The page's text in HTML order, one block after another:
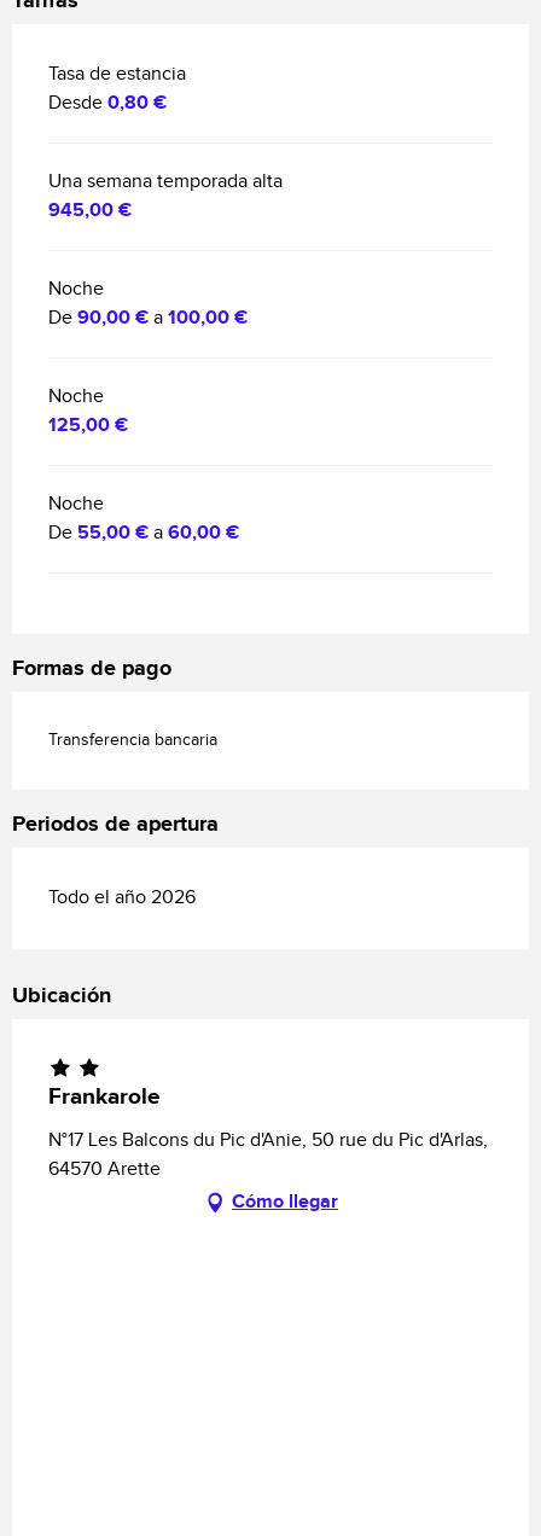
Tasa de estancia
Desde 0,80 €
Una semana temporada alta
945,00 €
Noche
De 90,00 € a 100,00 €
Noche
125,00 €
Noche
De 55,00 € a 60,00 €
Formas de pago
Transferencia bancaria
Periodos de apertura
Todo el año 2026
Ubicación
Frankarole
N°17 Les Balcons du Pic d'Anie, 50 rue du Pic d'Arlas,
64570 Arette
Cómo llegar